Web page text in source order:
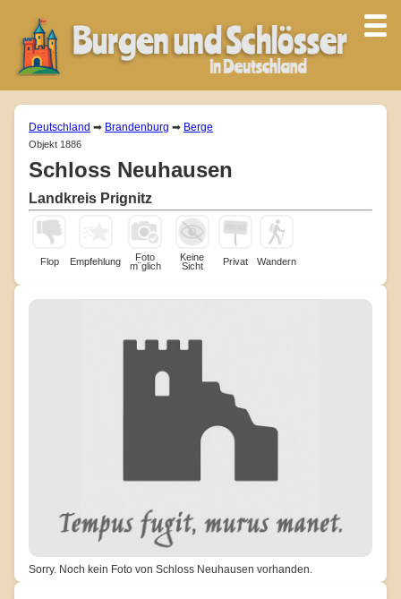
Deutschland ➡ Brandenburg ➡ Berge
Objekt 1886
Schloss Neuhausen
Landkreis Prignitz
Flop Empfehlung
Foto
m¨glich
Keine
Sicht
Privat Wandern
Sorry. Noch kein Foto von Schloss Neuhausen vorhanden.